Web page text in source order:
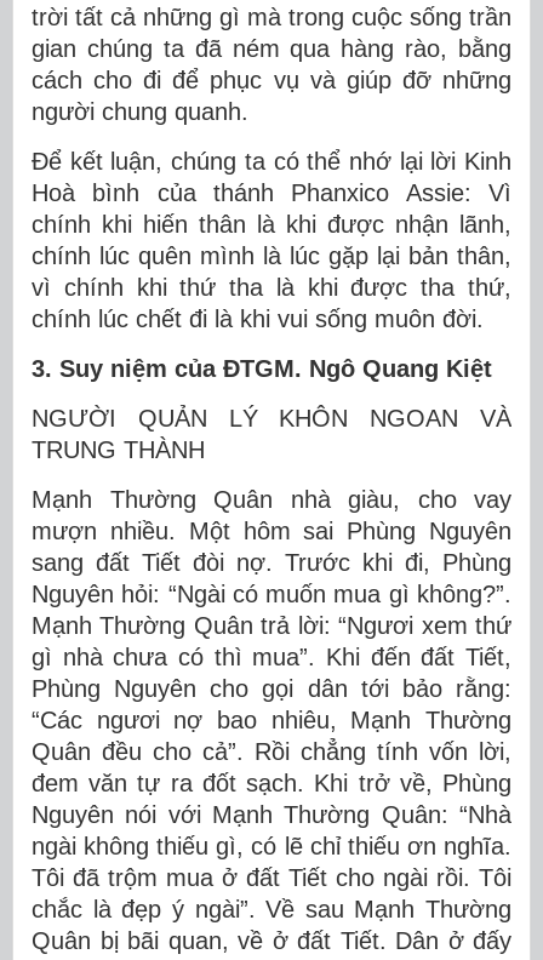
trời tất cả những gì mà trong cuộc sống trần
gian chúng ta đã ném qua hàng rào, bằng
cách cho đi để phục vụ và giúp đỡ những
người chung quanh.
Để kết luận, chúng ta có thể nhớ lại lời Kinh
Hoà bình của thánh Phanxico Assie: Vì
chính khi hiến thân là khi được nhận lãnh,
chính lúc quên mình là lúc gặp lại bản thân,
vì chính khi thứ tha là khi được tha thứ,
chính lúc chết đi là khi vui sống muôn đời.
3. Suy niệm của ĐTGM. Ngô Quang Kiệt
NGƯỜI QUẢN LÝ KHÔN NGOAN VÀ
TRUNG THÀNH
Mạnh Thường Quân nhà giàu, cho vay
mượn nhiều. Một hôm sai Phùng Nguyên
sang đất Tiết đòi nợ. Trước khi đi, Phùng
Nguyên hỏi: “Ngài có muốn mua gì không?”.
Mạnh Thường Quân trả lời: “Ngươi xem thứ
gì nhà chưa có thì mua”. Khi đến đất Tiết,
Phùng Nguyên cho gọi dân tới bảo rằng:
“Các ngươi nợ bao nhiêu, Mạnh Thường
Quân đều cho cả”. Rồi chẳng tính vốn lời,
đem văn tự ra đốt sạch. Khi trở về, Phùng
Nguyên nói với Mạnh Thường Quân: “Nhà
ngài không thiếu gì, có lẽ chỉ thiếu ơn nghĩa.
Tôi đã trộm mua ở đất Tiết cho ngài rồi. Tôi
chắc là đẹp ý ngài”. Về sau Mạnh Thường
Quân bị bãi quan, về ở đất Tiết. Dân ở đấy